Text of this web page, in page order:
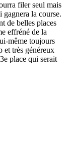
filer seul mais
la course.
de belles places
effréné de la
même toujours
et très généreux
place qui serait